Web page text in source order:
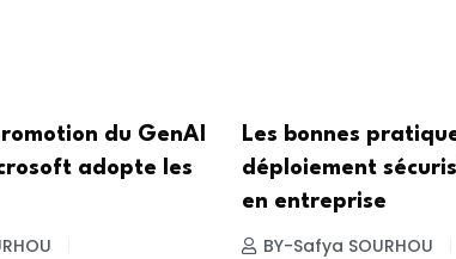
du GenAI
adopte les
Les bonnes
déploiement
en entreprise
BY-Safya SOURHOU